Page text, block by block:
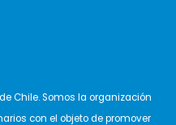
Chile. Somos la organización
con el objeto de promover